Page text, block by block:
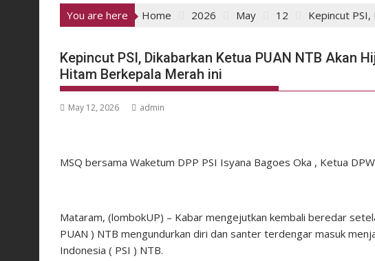
You are here Home 2026 May 12 Kepincut
Kepincut PSI, Dikabarkan Ketua PUAN NTB Akan
Hitam Berkepala Merah ini
May 12, 2026 admin
MSQ bersama Waketum DPP PSI Isyana Bagoes Oka , Ketua
Mataram, (lombokUP) – Kabar mengejutkan kembali beredar
PUAN ) NTB mengundurkan diri dan santer terdengar masuk
Indonesia ( PSI ) NTB.